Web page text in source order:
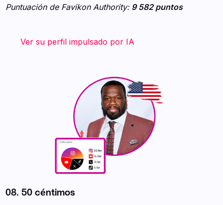
Puntuación de Favikon Authority:9 582 puntos
‍ ‍ ‍ ‍ ‍ ‍ ‍Ver su perfil impulsado por IA
08. 50 céntimos